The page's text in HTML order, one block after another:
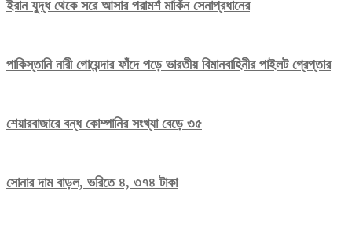
ইরান যুদ্ধ থেকে সরে আসার পরামর্শ মার্কিন সেনাপ্রধানের
পাকিস্তানি নারী গোয়েন্দার ফাঁদে পড়ে ভারতীয় বিমানবাহিনীর পাইলট গ্রেপ্তার
শেয়ারবাজারে বন্ধ কোম্পানির সংখ্যা বেড়ে ৩৫
সোনার দাম বাড়ল, ভরিতে ৪, ৩৭৪ টাকা